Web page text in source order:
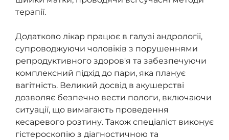
терапії.
Додатково лікар працює в галузі андрології,
супроводжуючи чоловіків з порушеннями
репродуктивного здоров'я та забезпечуючи
комплексний підхід до пари, яка планує
вагітність. Великий досвід в акушерстві
дозволяє безпечно вести пологи, включаючи
ситуації, що вимагають проведення
кесаревого розтину. Також спеціаліст виконує
гістероскопію з діагностичною та